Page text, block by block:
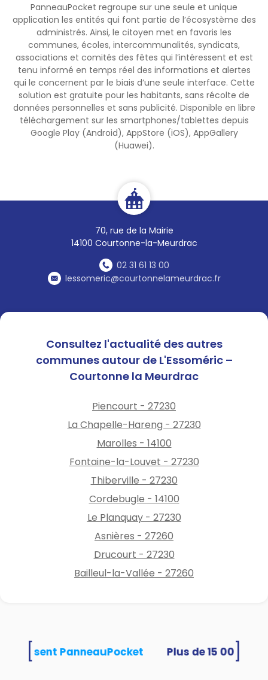
PanneauPocket regroupe sur une seule et unique
application les entités qui font partie de l’écosystème des
administrés. Ainsi, le citoyen met en favoris les
communes, écoles, intercommunalités, syndicats,
associations et comités des fêtes qui l’intéressent et est
tenu informé en temps réel des informations et alertes
qui le concernent par le biais d’une seule interface. Cette
solution est gratuite pour les habitants, sans récolte de
données personnelles et sans publicité. Disponible en libre
téléchargement sur les smartphones/tablettes depuis
Google Play (Android), AppStore (iOS), AppGallery
(Huawei).
70, rue de la Mairie
14100 Courtonne-la-Meurdrac
02 31 61 13 00
lessomeric@courtonnelameurdrac.fr
Consultez l'actualité des autres
communes autour de L'Essoméric –
Courtonne la Meurdrac
Piencourt - 27230
La Chapelle-Hareng - 27230
Marolles - 14100
Fontaine-la-Louvet - 27230
Thiberville - 27230
Cordebugle - 14100
Le Planquay - 27230
Asnières - 27260
Drucourt - 27230
Bailleul-la-Vallée - 27260
utilisent PanneauPocket